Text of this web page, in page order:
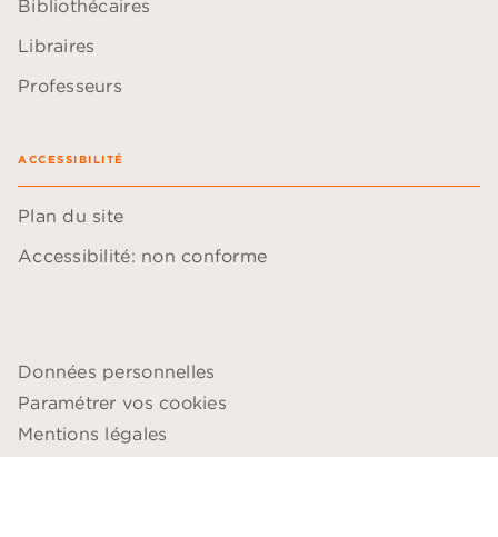
Bibliothécaires
Libraires
Professeurs
ACCESSIBILITÉ
Plan du site
Accessibilité: non conforme
Données personnelles
Paramétrer vos cookies
Mentions légales
Conditions générales d'utilisation